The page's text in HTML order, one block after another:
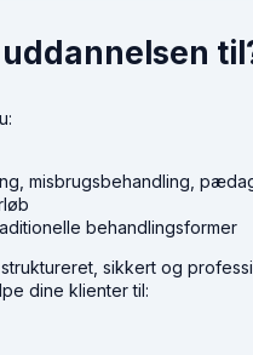
misbrugsbehandling,
behandlingsformer
sikkert og
dine klienter til: